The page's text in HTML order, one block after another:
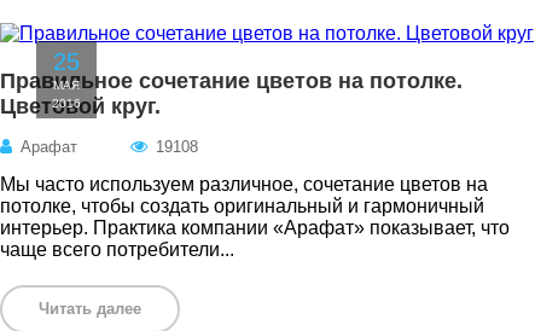
25
МАЯ
2016
Правильное сочетание цветов на потолке.
Цветовой круг.
Арафат 19108
Мы часто используем различное, сочетание цветов на
потолке, чтобы создать оригинальный и гармоничный
интерьер. Практика компании «Арафат» показывает, что
чаще всего потребители...
Читать далее